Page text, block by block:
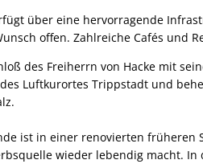
über eine hervorragende
offen. Zahlreiche Cafés und
des Freiherrn von Hacke mit
Luftkurortes Trippstadt und
ist in einer renovierten früheren
wieder lebendig macht.